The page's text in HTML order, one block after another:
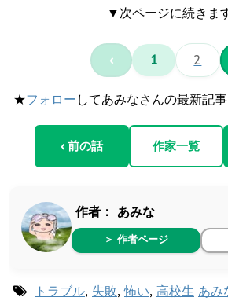
▼次ページに続きま
‹ 1 2
★フォロー してあみなさんの最新記
‹ 前の話 作家一覧
作者： あみな
＞ 作者ページ
トラブル, 失敗,怖い, 高校生 あみ